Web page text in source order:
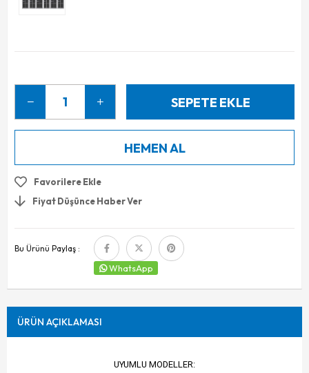
Favorilere Ekle
Fiyat Düşünce Haber Ver
Bu Ürünü Paylaş :
WhatsApp
ÜRÜN AÇIKLAMASI
UYUMLU MODELLER: